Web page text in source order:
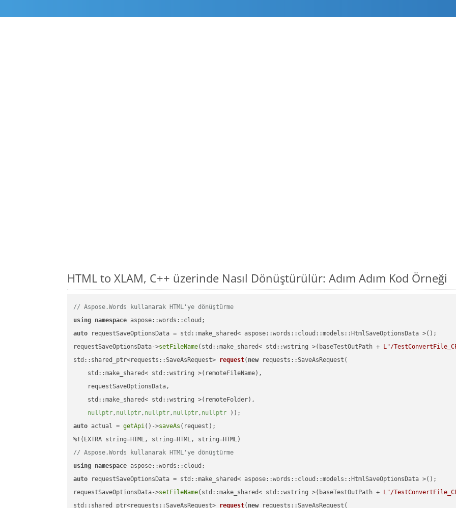
HTML to XLAM, C++ üzerinde Nasıl Dönüştürülür: Adım Adım Kod Örneği
// Aspose.Words kullanarak HTML'ye dönüştürme
using namespace
auto requestSaveOptionsData = std::make_shared< aspose::words::cloud::models::HtmlSaveOptionsData >();
requestSaveOptionsData->setFileName(std::make_shared< std::wstring >(baseTestOutPath + L"/
std::shared_ptr<requests::SaveAsRequest> request( new requests::SaveAsRequest(
    std::make_shared< std::wstring >(remoteFileName),
    requestSaveOptionsData,
    std::make_shared< std::wstring >(remoteFolder),
nullptr, nullptr, nullptr, nullptr, nullptr ))
auto actual = getApi()->saveAs (request);
// Aspose.Words kullanarak HTML'ye dönüştürme
using namespace
auto requestSaveOptionsData = std::make_shared< aspose::words::cloud::models::HtmlSaveOptionsData >();
requestSaveOptionsData->setFileName(std::make_shared< std::wstring >(baseTestOutPath + L"/
std::shared_ptr<requests::SaveAsRequest> request( new requests::SaveAsRequest(